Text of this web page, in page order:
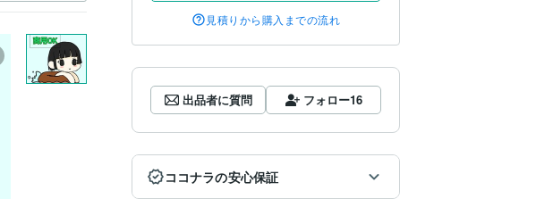
見積りから購入までの流れ
出品者に質問 フォロー16
ココナラの安心保証